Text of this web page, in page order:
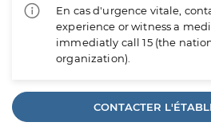
En cas d'urgence vitale,
experience or witness a
immediatly call 15 (the
organization).
CONTACTER